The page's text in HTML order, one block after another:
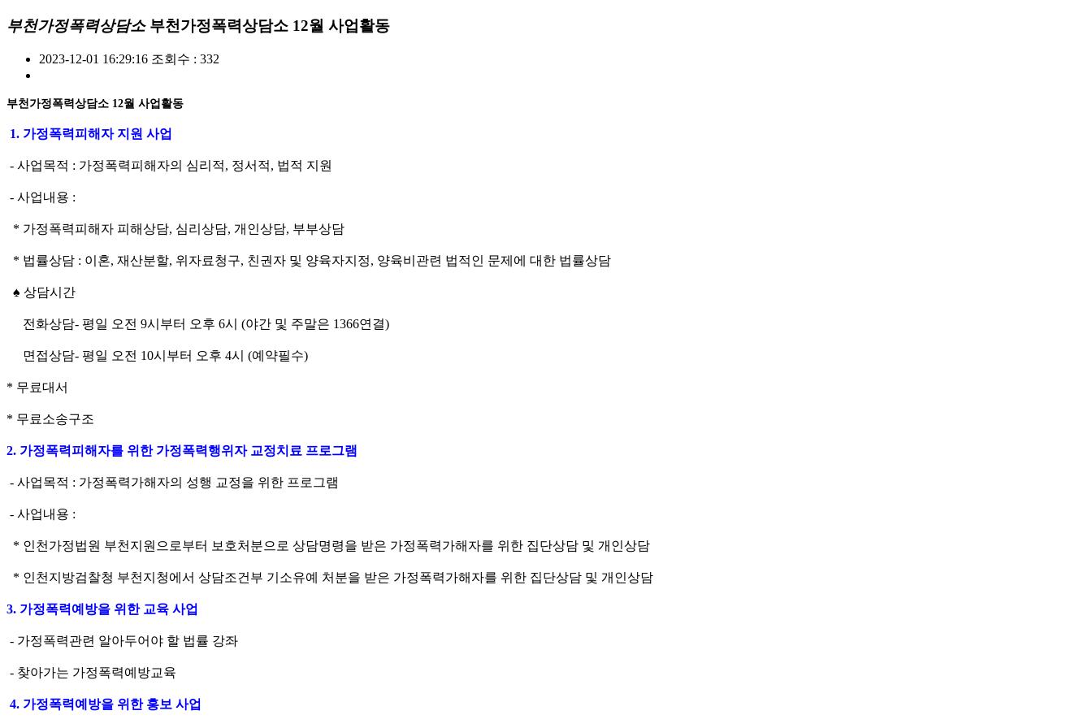
부천가정폭력상담소 부천가정폭력상담소 12월 사업활동
2023-12-01 16:29:16 조회수 : 332
부천가정폭력상담소 12월 사업활동
1. 가정폭력피해자 지원 사업
- 사업목적 : 가정폭력피해자의 심리적, 정서적, 법적 지원
- 사업내용 :
* 가정폭력피해자 피해상담, 심리상담, 개인상담, 부부상담
* 법률상담 : 이혼, 재산분할, 위자료청구, 친권자 및 양육자지정, 양육비관련 법적인 문제에 대한 법률상담
♠ 상담시간
전화상담- 평일 오전 9시부터 오후 6시 (야간 및 주말은 1366연결)
면접상담- 평일 오전 10시부터 오후 4시 (예약필수)
* 무료대서
* 무료소송구조
2. 가정폭력피해자를 위한 가정폭력행위자 교정치료 프로그램
- 사업목적 : 가정폭력가해자의 성행 교정을 위한 프로그램
- 사업내용 :
* 인천가정법원 부천지원으로부터 보호처분으로 상담명령을 받은 가정폭력가해자를 위한 집단상담 및 개인상담
* 인천지방검찰청 부천지청에서 상담조건부 기소유예 처분을 받은 가정폭력가해자를 위한 집단상담 및 개인상담
3. 가정폭력예방을 위한 교육 사업
- 가정폭력관련 알아두어야 할 법률 강좌
- 찾아가는 가정폭력예방교육
4. 가정폭력예방을 위한 홍보 사업